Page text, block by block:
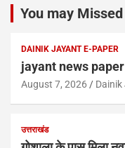
You may Missed
DAINIK JAYANT E-PAPER
jayant news
August 7, 2026
उत्तराखंड